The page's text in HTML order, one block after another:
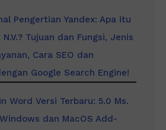
Pengertian Yandex: Apa itu
N.V.? Tujuan dan Fungsi, Jenis
Cara SEO dan
Google Search Engine!
Word Versi Terbaru: 5.0 Ms.
dan MacOS Add-